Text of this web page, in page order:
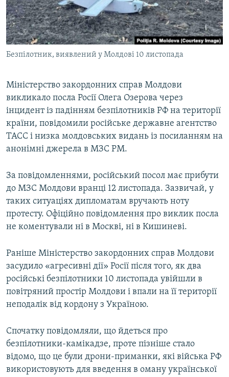
СВІДЧЕННЯ ОКУПАЦІЇ
УКРАЇНСЬКА ПРОБЛЕМА КРИМУ
ІНФОГРАФІКА
Qırımtatar
ДОЛУЧАЙСЯ!
Усі сайти RFE/RL
Безпілотник, виявлений у Молдові 10 листопада
Міністерство закордонних справ Молдови
викликало посла Росії Олега Озерова через
інцидент із падінням безпілотників РФ на території
країни, повідомили російське державне агентство
ТАСС і низка молдовських видань із посиланням на
анонімні джерела в МЗС РМ.
За повідомленнями, російський посол має прибути
до МЗС Молдови вранці 12 листопада. Зазвичай, у
таких ситуаціях дипломатам вручають ноту
протесту. Офіційно повідомлення про виклик посла
не коментували ні в Москві, ні в Кишиневі.
Раніше Міністерство закордонних справ Молдови
засудило «агресивні дії» Росії після того, як два
російські безпілотники 10 листопада увійшли в
повітряний простір Молдови і впали на її території
неподалік від кордону з Україною.
Спочатку повідомляли, що йдеться про
безпілотники-камікадзе, проте пізніше стало
відомо, що це були дрони-приманки, які війська РФ
використовують для введення в оману української